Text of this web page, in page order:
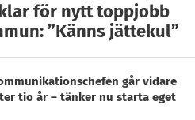
för nytt toppjobb
”Känns jättekul”
går vidare
tio år – tänker nu starta eget